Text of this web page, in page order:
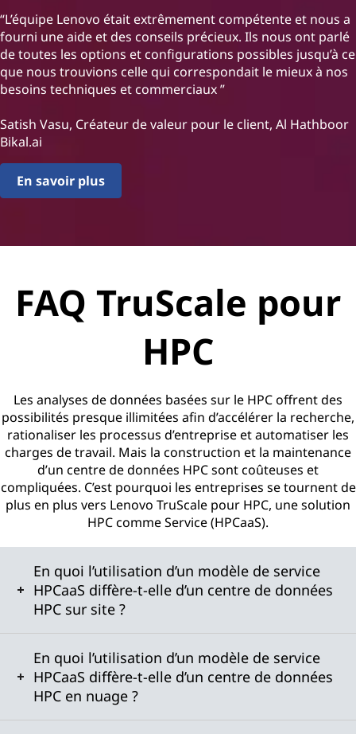
“L’équipe Lenovo était extrêmement compétente et nous a
fourni une aide et des conseils précieux. Ils nous ont parlé
de toutes les options et configurations possibles jusqu’à ce
que nous trouvions celle qui correspondait le mieux à nos
besoins techniques et commerciaux ”
Satish Vasu, Créateur de valeur pour le client, Al Hathboor
Bikal.ai
En savoir plus
FAQ TruScale pour
HPC
Les analyses de données basées sur le HPC offrent des
possibilités presque illimitées afin d’accélérer la recherche,
rationaliser les processus d’entreprise et automatiser les
charges de travail. Mais la construction et la maintenance
d’un centre de données HPC sont coûteuses et
compliquées. C’est pourquoi les entreprises se tournent de
plus en plus vers Lenovo TruScale pour HPC, une solution
HPC comme Service (HPCaaS).
En quoi l’utilisation d’un modèle de service
HPCaaS diffère-t-elle d’un centre de données
HPC sur site ?
En quoi l’utilisation d’un modèle de service
HPCaaS diffère-t-elle d’un centre de données
HPC en nuage ?